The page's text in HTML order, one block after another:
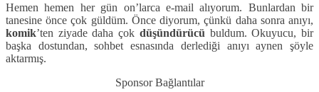
Hemen hemen her gün on’larca e-mail alıyorum. Bunlardan bir
tanesine önce çok güldüm. Önce diyorum, çünkü daha sonra anıyı,
komik’ten ziyade daha çok düşündürücü buldum. Okuyucu, bir
başka dostundan, sohbet esnasında derlediği anıyı aynen şöyle
aktarmış.
Sponsor Bağlantılar